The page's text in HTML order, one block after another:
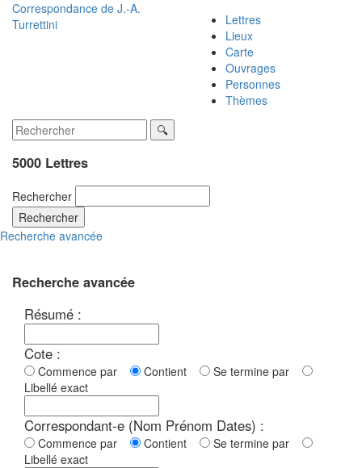
Correspondance de J.-A.
Turrettini
Lettres
Lieux
Carte
Ouvrages
Personnes
Thèmes
5000 Lettres
Rechercher
Rechercher
Recherche avancée
Recherche avancée
Résumé :
Cote :
Commence par Contient
Se termine par
Libellé exact
Correspondant-e (Nom Prénom Dates) :
Commence par Contient
Se termine par
Libellé exact